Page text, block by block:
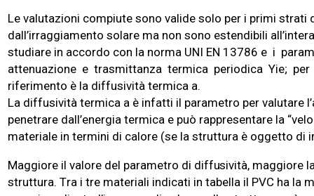
Le valutazioni compiute sono valide solo per i primi strati
dall’irraggiamento solare ma non sono estendibili
studiare in accordo con la norma UNI EN 13786 e i
attenuazione e trasmittanza termica periodica Yie; per
riferimento è la diffusività termica a.
La diffusività termica a è infatti il parametro per valutare
penetrare dall’energia termica e può rappresentare la
materiale in termini di calore (se la struttura è oggetto di
Maggiore ilvalore del parametro di diffusività, maggiore
struttura. Tra i tre materiali indicati in tabella il PVC ha la m